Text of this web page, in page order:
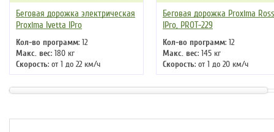
Беговая дорожка электрическая
Proxima Ivetta IPro
Кол-во программ: 12
Макс. вес: 180 кг
Скорость: от 1 до 22 км/ч
Мощность двигателя: 4 л.с.
Регулировка угла наклона:
автоматическая
Беговая дорожка Proxima
IPro, PROT-229
Кол-во программ: 12
Макс. вес: 145 кг
Скорость: от 1 до 20 км/ч
Мощность двигателя: 4 л.с.
Регулировка угла наклона:
автоматическая